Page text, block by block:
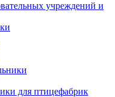
учреждений и
для птицефабрик